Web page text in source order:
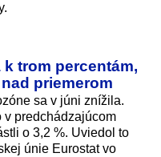
trom percentám,
priemerom
sa v júni znížila.
v predchádzajúcom
o 3,2 %. Uviedol to
únie Eurostat vo